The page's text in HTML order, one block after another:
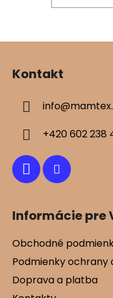
Kontakt
info@
+420 602 238
Informácie pre
Obchodné
Podmienky ochrany
Doprava a platba